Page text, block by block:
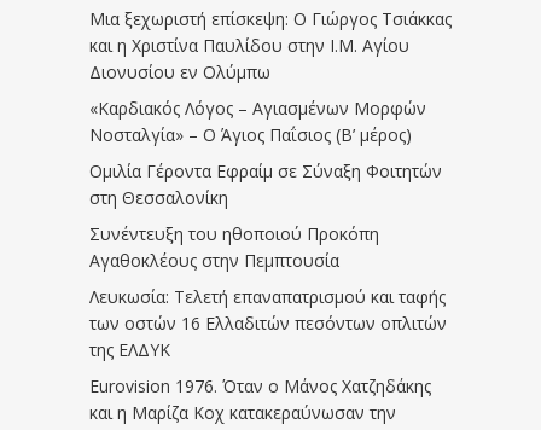
Μια ξεχωριστή επίσκεψη: Ο Γιώργος Τσιάκκας
και η Χριστίνα Παυλίδου στην Ι.Μ. Αγίου
Διονυσίου εν Ολύμπω
«Καρδιακός Λόγος – Αγιασμένων Μορφών
Νοσταλγία» – Ο Άγιος Παΐσιος (Β’ μέρος)
Ομιλία Γέροντα Εφραίμ σε Σύναξη Φοιτητών
στη Θεσσαλονίκη
Συνέντευξη του ηθοποιού Προκόπη
Αγαθοκλέους στην Πεμπτουσία
Λευκωσία: Τελετή επαναπατρισμού και ταφής
των οστών 16 Ελλαδιτών πεσόντων οπλιτών
της ΕΛΔΥΚ
Eurovision 1976. Όταν ο Μάνος Χατζηδάκης
και η Μαρίζα Κοχ κατακεραύνωσαν την